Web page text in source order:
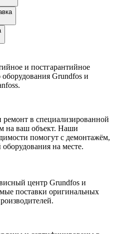
и постгарантийное
Grundfos и
в специализированной
на ваш объект. Наши
помогут с демонтажём,
на месте.
центр Grundfos и
поставки оригинальных